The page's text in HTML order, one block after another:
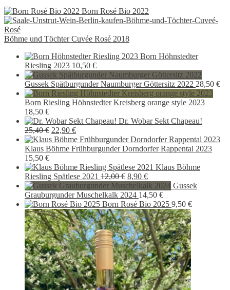
war:
13,90 €
ist:
9,90 €.
Born Rosé Bio 2022
Böhme und Töchter Cuvée Rosé 2018
Born Höhnstedter
Riesling 2023 10,50 €
Gussek Spätburgunder Naumburger Göttersitz 2022 28,50 €
Born Riesling Höhnstedter Kreisberg orange style 2023
18,50 €
Dr. Wobar Sekt Chapeau!
25,40€ Ursprünglicher
Preis
war:
22,90 €Aktueller
Preis
ist:
Klaus Böhme Frühburgunder Dorndorfer Rappental 2023
15,50 €
Klaus Böhme
Riesling Spätlese 2021 12,00€ Ursprünglicher
Preis
war:
12,00 €
8,90 €Aktueller
Preis
ist:
8,90 €.
Gussek
Grauburgunder Muschelkalk 2024 14,50 €
Born Rosé Bio 2025 9,50 €